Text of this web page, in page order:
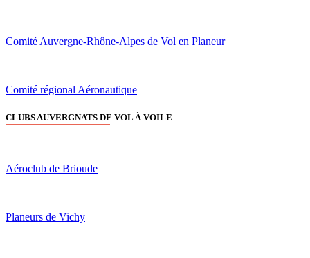
Comité Auvergne-Rhône-Alpes de Vol en Planeur
Comité régional Aéronautique
CLUBS AUVERGNATS DE VOL À VOILE
Aéroclub de Brioude
Planeurs de Vichy